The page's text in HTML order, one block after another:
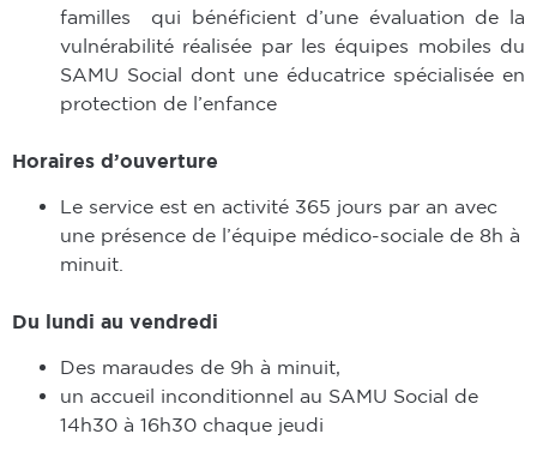
familles qui bénéficient d’une évaluation de la
vulnérabilité réalisée par les équipes mobiles du
SAMU Social dont une éducatrice spécialisée en
protection de l’enfance
Horaires d’ouverture
Le service est en activité 365 jours par an avec
une présence de l’équipe médico-sociale de 8h à
minuit.
Du lundi au vendredi
Des maraudes de 9h à minuit,
un accueil inconditionnel au SAMU Social de
14h30 à 16h30 chaque jeudi